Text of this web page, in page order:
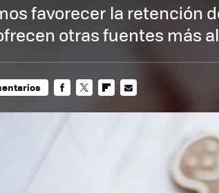
favorecer la retención
otras fuentes más